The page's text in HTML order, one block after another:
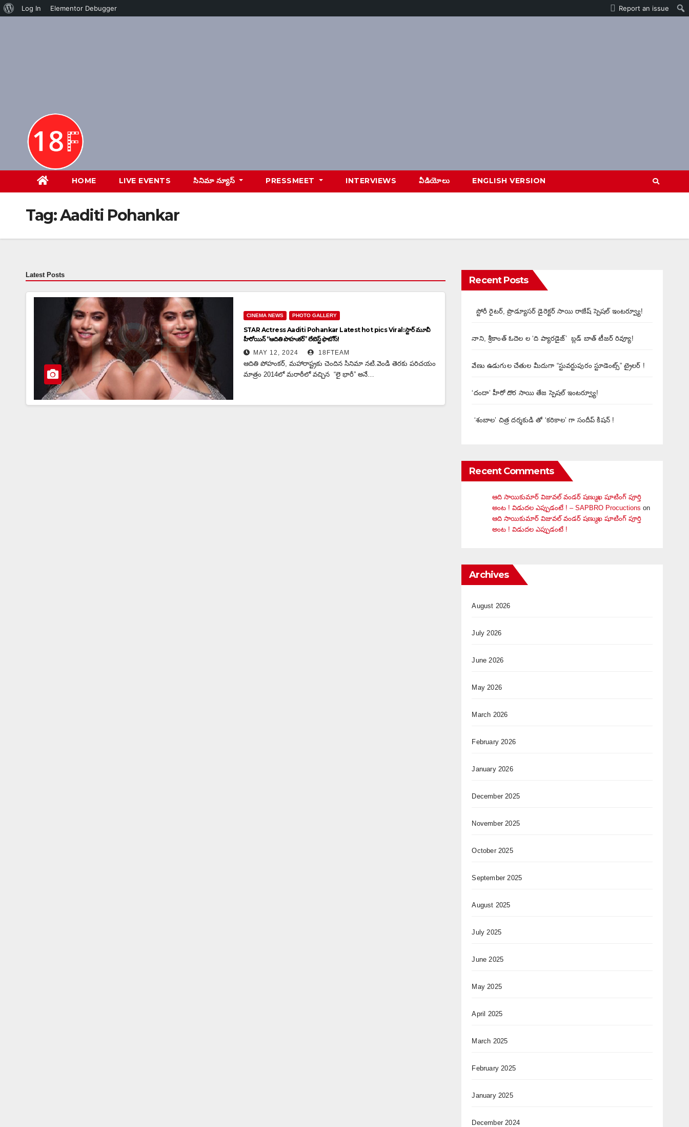
About
Log In Elementor Debugger Report an issue
HOME LIVE EVENTS సినిమా న్యూస్ PRESSMEET INTERVIEWS వీడియోలు ENGLISH VERSION
Tag:Aaditi Pohankar
Latest Posts
CINEMA NEWS PHOTO GALLERY
STAR Actress Aaditi Pohankar Latest hot pics Viral: స్టార్ మూవీ
హీరోయిన్ “ఆదితి పొహంకర్” లేటెస్ట్ ఫొటోస్!
MAY 12, 2024 18FTEAM
ఆదితి పోహంకర్, మహారాష్ట్రకు చెందిన సినిమా నటి.వెండి తెరకు పరిచయం
మాత్రం 2014లో మరాఠీలో వచ్చిన “లై భారీ” అనే…
Recent Posts
స్టోరీ రైటర్, ప్రొడ్యూసర్ డైరెక్టర్ సాయి రాజేష్ స్పెషల్ ఇంటర్వ్యూ!
నాని, శ్రీకాంత్ ఓదెల ల ‘ది ప్యారడైజ్’ బ్లడ్ బాత్ టీజర్ రివ్యూ!
వేణు ఉడుగుల చేతుల మీదుగా “స్టువర్టుపురం స్టూడెంట్స్” ట్రైలర్ !
‘దందా’ హీరో దొర సాయి తేజ స్పెషల్ ఇంటర్వ్యూ!
‘శంబాల’ చిత్ర దర్శకుడి తో ‘కరికాల’ గా సందీప్ కిషన్ !
Recent Comments
ఆది సాయికుమార్ విజువ‌ల్ వండ‌ర్ ష‌ణ్ముఖ షూటింగ్ పూర్తి
అంట ! విడుదల ఎప్పుడంటే ! – SAPBRO Procuctions on
ఆది సాయికుమార్ విజువ‌ల్ వండ‌ర్ ష‌ణ్ముఖ షూటింగ్ పూర్తి
అంట ! విడుదల ఎప్పుడంటే !
Archives
August 2026
July 2026
June 2026
May 2026
March 2026
February 2026
January 2026
December 2025
November 2025
October 2025
September 2025
August 2025
July 2025
June 2025
May 2025
April 2025
March 2025
February 2025
January 2025
December 2024